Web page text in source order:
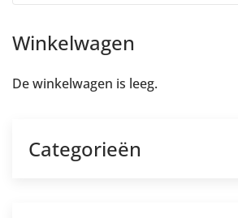
Winkelwagen
De winkelwagen is leeg.
Categorieën